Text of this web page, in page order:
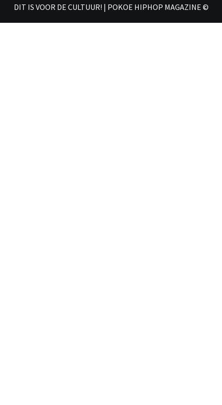
DIT IS VOOR DE CULTUUR! | POKOE HIPHOP MAGAZINE ©